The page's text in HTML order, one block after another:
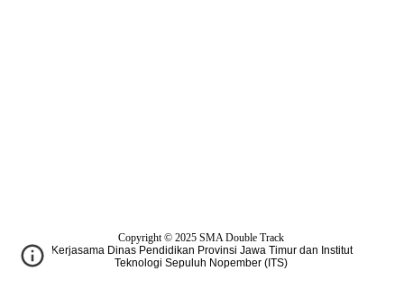
Copyright © 2025 SMA Double Track
Kerjasama Dinas Pendidikan Provinsi Jawa Timur dan Institut
Teknologi Sepuluh Nopember (ITS)